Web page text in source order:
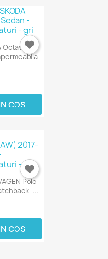
Octavia II
COS
Polo
-...
COS